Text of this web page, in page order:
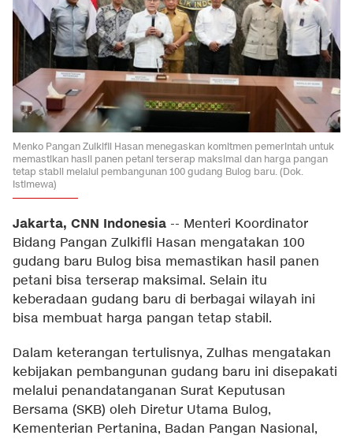
Menko Pangan Zulkifli Hasan menegaskan komitmen pemerintah untuk
memastikan hasil panen petani terserap maksimal dan harga pangan
tetap stabil melalui pembangunan 100 gudang Bulog baru. (Dok.
Istimewa)
Jakarta, CNN Indonesia -- Menteri Koordinator
Bidang Pangan Zulkifli Hasan mengatakan 100
gudang baru Bulog bisa memastikan hasil panen
petani bisa terserap maksimal. Selain itu
keberadaan gudang baru di berbagai wilayah ini
bisa membuat harga pangan tetap stabil.
Dalam keterangan tertulisnya, Zulhas mengatakan
kebijakan pembangunan gudang baru ini disepakati
melalui penandatanganan Surat Keputusan
Bersama (SKB) oleh Diretur Utama Bulog,
Kementerian Pertanina, Badan Pangan Nasional,